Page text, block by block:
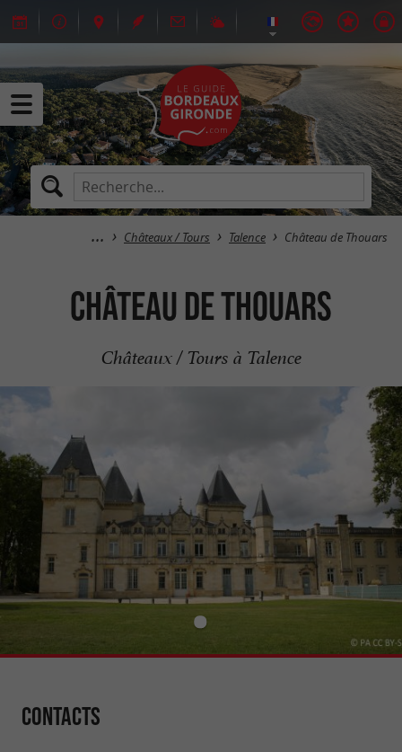
Châteaux / Tours Talence Château de Thouars
Château de Thouars
Châteaux / Tours à Talence
Contacts